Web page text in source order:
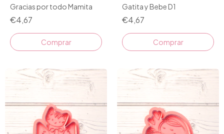
Gracias por todo Mamita
€4,67
Comprar
Gatita y Bebe D1
€4,67
Comprar